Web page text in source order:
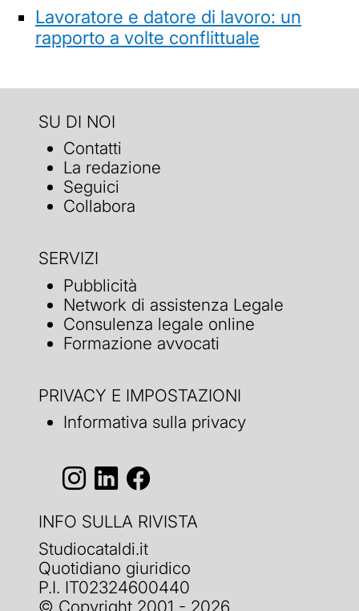
Lavoratore e datore di lavoro: un
rapporto a volte conflittuale
SU DI NOI
Contatti
La redazione
Seguici
Collabora
SERVIZI
Pubblicità
Network di assistenza Legale
Consulenza legale online
Formazione avvocati
PRIVACY E IMPOSTAZIONI
Informativa sulla privacy
INFO SULLA RIVISTA
Studiocataldi.it
Quotidiano giuridico
P.I. IT02324600440
© Copyright 2001 - 2026